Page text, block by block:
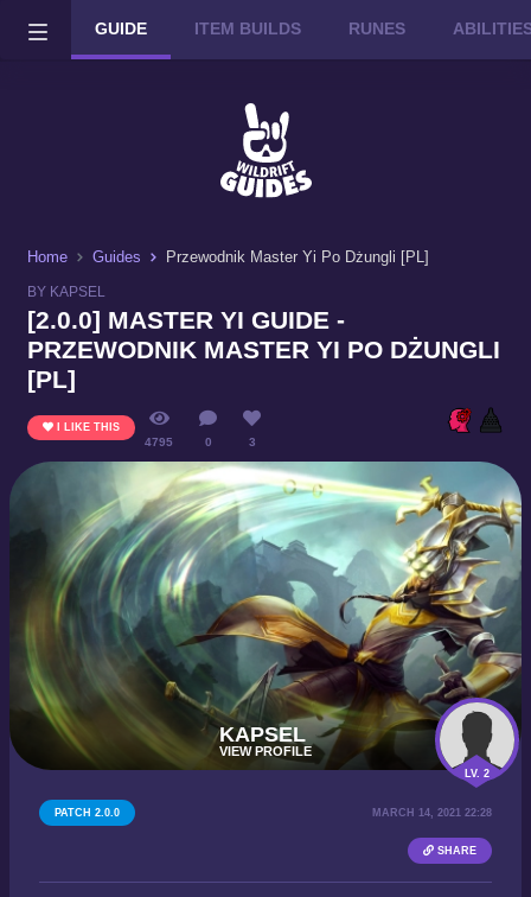
Wild Rift on PC or Mac DOWNLOAD
Home Guides Przewodnik Master Yi Po Dżungli [PL]
BY KAPSEL
[2.0.0] MASTER YI GUIDE -
PRZEWODNIK MASTER YI PO DŻUNGLI
[PL]
I LIKE THIS
4795 0 3
KAPSEL
VIEW PROFILE
LV. 2
PATCH 2.0.0 MARCH 14, 2021 22:28
SHARE
GUIDE ITEM BUILDS RUNES